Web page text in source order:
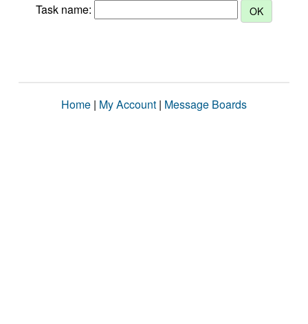
Task name:
Home | My Account | Message Boards